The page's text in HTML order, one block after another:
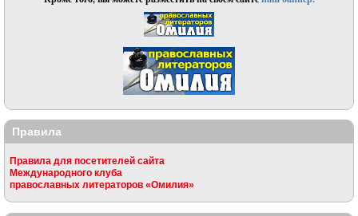
Правила
Правила для посетителей сайта
Международного клуба
православных литераторов «Омилия»